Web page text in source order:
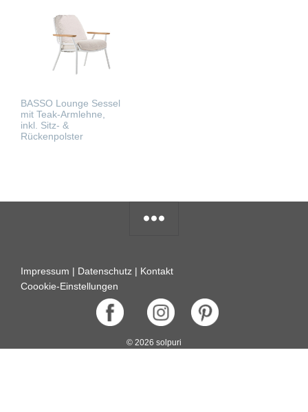
BASSO Lounge Sessel
mit Teak-Armlehne,
inkl. Sitz- &
Rückenpolster
Impressum | Datenschutz | Kontakt
Coookie-Einstellungen
© 2026 solpuri